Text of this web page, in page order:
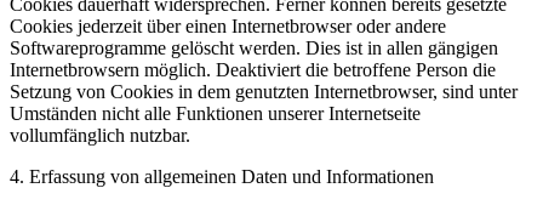
Cookies jederzeit über einen Internetbrowser oder andere
Softwareprogramme gelöscht werden. Dies ist in allen gängigen
Internetbrowsern möglich. Deaktiviert die betroffene Person die
Setzung von Cookies in dem genutzten Internetbrowser, sind unter
Umständen nicht alle Funktionen unserer Internetseite
vollumfänglich nutzbar.
4. Erfassung von allgemeinen Daten und Informationen